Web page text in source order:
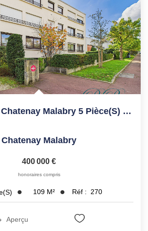
Appartement Chatenay Malabry 5 Pièce(s) 109.19 M2
Chatenay Malabry
400 000 €
honoraires compris
109 M² Réf : 270
Aperçu